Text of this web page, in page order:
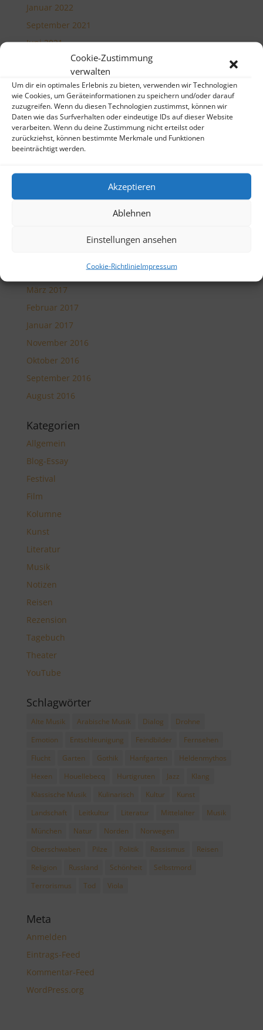
Cookie-Zustimmung
verwalten
Um dir ein optimales Erlebnis zu bieten, verwenden wir Technologien
wie Cookies, um Geräteinformationen zu speichern und/oder darauf
zuzugreifen. Wenn du diesen Technologien zustimmst, können wir
Daten wie das Surfverhalten oder eindeutige IDs auf dieser Website
verarbeiten. Wenn du deine Zustimmung nicht erteilst oder
zurückziehst, können bestimmte Merkmale und Funktionen
beeinträchtigt werden.
Akzeptieren
Ablehnen
Einstellungen ansehen
Cookie-RichtlinieImpressum
Januar 2022
September 2021
Juni 2021
Februar 2021
Januar 2021
Dezember 2020
Juni 2020
Mai 2020
November 2017
September 2017
März 2017
Februar 2017
Januar 2017
November 2016
Oktober 2016
September 2016
August 2016
Kategorien
Allgemein
Blog-Essay
Festival
Film
Kolumne
Kunst
Literatur
Musik
Notizen
Reisen
Rezension
Tagebuch
Theater
YouTube
Schlagwörter
Alte Musik Arabische Musik Dialog
Drohne
Emotion
Entschleunigung Feindbilder
Fernsehen
Flucht
Garten Gothik Hanfgarten
Heldenmythos
Hexen
Houellebecq Hurtigruten Jazz
Klang
Klassische Musik
Kulinarisch Kultur
Kunst
Landschaft
Leitkultur Literatur Mittelalter
Musik
München
Natur Norden
Norwegen
Oberschwaben
Pilze Politik Rassismus
Reisen
Religion
Russland Schönheit
Selbstmord
Terrorismus
Tod Viola
Meta
Anmelden
Eintrags-Feed
Kommentar-Feed
WordPress.org